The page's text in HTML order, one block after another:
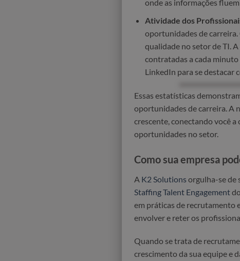
onde as informações
Atividade dos
oportunidades de
qualidade no setor de TI.
contratadas a cada
LinkedIn para se destacar
Essas estatísticas
oportunidades de carreira. A
crescente, conectando você
oportunidades no setor.
Como sua empresa
A K2 Solutions orgulha-se de
Staffing Talent Engagement
em práticas de recrutamento
envolver e reter os
Quando se trata de
crescimento da sua equipe e